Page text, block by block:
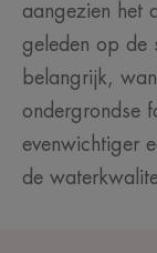
aangezien het
geleden op de
belangrijk,
ondergrondse
evenwichtiger
de